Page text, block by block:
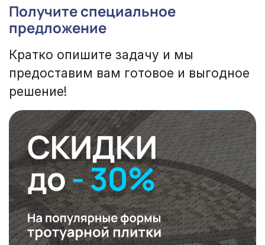
Получите специальное
предложение
Кратко опишите задачу и мы
предоставим вам готовое и выгодное
решение!